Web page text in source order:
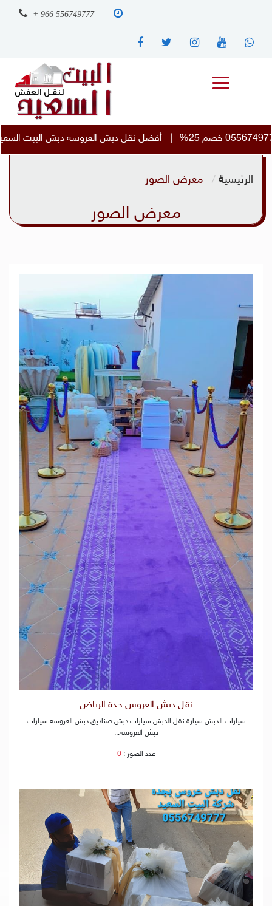
+ 966 556749777
%
| أفضل نقل دبش العروسة دبش البيت السعيد مكة
الرئيسية معرض الصور
معرض الصور
نقل دبش العروس جدة الرياض
سيارات الدبش سيارة نقل الدبش سيارات دبش صناديق دبش العروسه سيارات
دبش العروسه...
عدد الصور :0